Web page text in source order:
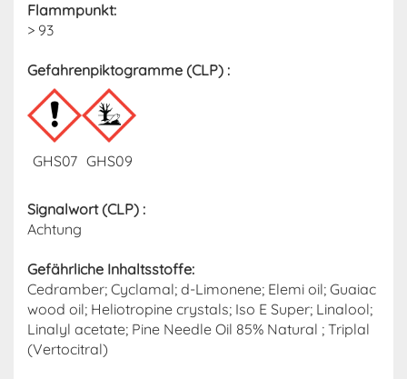
Flammpunkt:
> 93
Gefahrenpiktogramme (CLP) :
GHS07 GHS09
Signalwort (CLP) :
Achtung
Gefährliche Inhaltsstoffe:
Cedramber; Cyclamal; d-Limonene; Elemi oil; Guaiac
wood oil; Heliotropine crystals; Iso E Super; Linalool;
Linalyl acetate; Pine Needle Oil 85% Natural ; Triplal
(Vertocitral)